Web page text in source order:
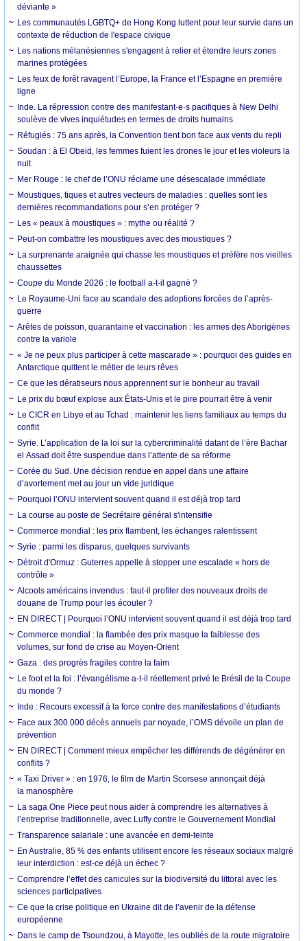
déviante »
Les communautés LGBTQ+ de Hong Kong luttent pour leur survie dans un
contexte de réduction de l'espace civique
Les nations mélanésiennes s'engagent à relier et étendre leurs zones
marines protégées
Les feux de forêt ravagent l’Europe, la France et l’Espagne en première
ligne
Inde. La répression contre des manifestant·e·s pacifiques à New Delhi
soulève de vives inquiétudes en termes de droits humains
Réfugiés : 75 ans après, la Convention tient bon face aux vents du repli
Soudan : à El Obeid, les femmes fuient les drones le jour et les violeurs la
nuit
Mer Rouge : le chef de l’ONU réclame une désescalade immédiate
Moustiques, tiques et autres vecteurs de maladies : quelles sont les
dernières recommandations pour s’en protéger ?
Les « peaux à moustiques » : mythe ou réalité ?
Peut-on combattre les moustiques avec des moustiques ?
La surprenante araignée qui chasse les moustiques et préfère nos vieilles
chaussettes
Coupe du Monde 2026 : le football a-t-il gagné ?
Le Royaume-Uni face au scandale des adoptions forcées de l’après-
guerre
Arêtes de poisson, quarantaine et vaccination : les armes des Aborigènes
contre la variole
« Je ne peux plus participer à cette mascarade » : pourquoi des guides en
Antarctique quittent le métier de leurs rêves
Ce que les dératiseurs nous apprennent sur le bonheur au travail
Le prix du bœuf explose aux États-Unis et le pire pourrait être à venir
Le CICR en Libye et au Tchad : maintenir les liens familiaux au temps du
conflit
Syrie. L’application de la loi sur la cybercriminalité datant de l’ère Bachar
el Assad doit être suspendue dans l’attente de sa réforme
Corée du Sud. Une décision rendue en appel dans une affaire
d’avortement met au jour un vide juridique
Pourquoi l’ONU intervient souvent quand il est déjà trop tard
La course au poste de Secrétaire général s'intensifie
Commerce mondial : les prix flambent, les échanges ralentissent
Syrie : parmi les disparus, quelques survivants
Détroit d'Ormuz : Guterres appelle à stopper une escalade « hors de
contrôle »
Alcools américains invendus : faut-il profiter des nouveaux droits de
douane de Trump pour les écouler ?
EN DIRECT | Pourquoi l’ONU intervient souvent quand il est déjà trop tard
Commerce mondial : la flambée des prix masque la faiblesse des
volumes, sur fond de crise au Moyen-Orient
Gaza : des progrès fragiles contre la faim
Le foot et la foi : l’évangélisme a-t-il réellement privé le Brésil de la Coupe
du monde ?
Inde : Recours excessif à la force contre des manifestations d’étudiants
Face aux 300 000 décès annuels par noyade, l’OMS dévoile un plan de
prévention
EN DIRECT | Comment mieux empêcher les différends de dégénérer en
conflits ?
« Taxi Driver » : en 1976, le film de Martin Scorsese annonçait déjà
la manosphère
La saga One Piece peut nous aider à comprendre les alternatives à
l’entreprise traditionnelle, avec Luffy contre le Gouvernement Mondial
Transparence salariale : une avancée en demi-teinte
En Australie, 85 % des enfants utilisent encore les réseaux sociaux malgré
leur interdiction : est-ce déjà un échec ?
Comprendre l’effet des canicules sur la biodiversité du littoral avec les
sciences participatives
Ce que la crise politique en Ukraine dit de l’avenir de la défense
européenne
Dans le camp de Tsoundzou, à Mayotte, les oubliés de la route migratoire